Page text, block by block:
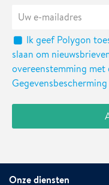
Ik geef Polygon
slaan om
overeenstemming met
Onze diensten